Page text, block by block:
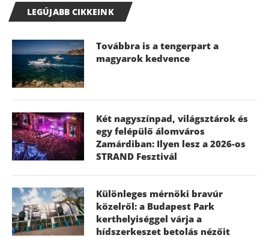
LEGÚJABB CIKKEINK
Továbbra is a tengerpart a
magyarok kedvence
Két nagyszínpad, világsztárok és
egy felépülő álomváros
Zamárdiban: Ilyen lesz a 2026-os
STRAND Fesztivál
Különleges mérnöki bravúr
közelről: a Budapest Park
kerthelyiséggel várja a
hídszerkeszet betolás nézőit